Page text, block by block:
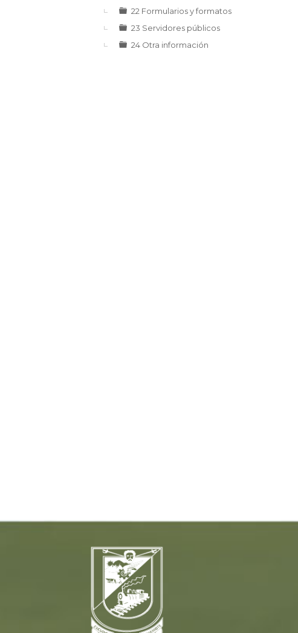
22 Formularios y formatos
23 Servidores públicos
24 Otra información